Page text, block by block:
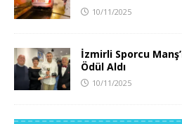
10/11/2025
İzmirli Sporcu
Ödül Aldı
10/11/2025